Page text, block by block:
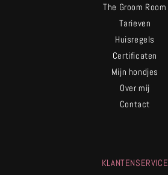
The Groom Room
Tarieven
Huisregels
Certificaten
Mijn hondjes
Over mij
Contact
KLANTENSERVICE